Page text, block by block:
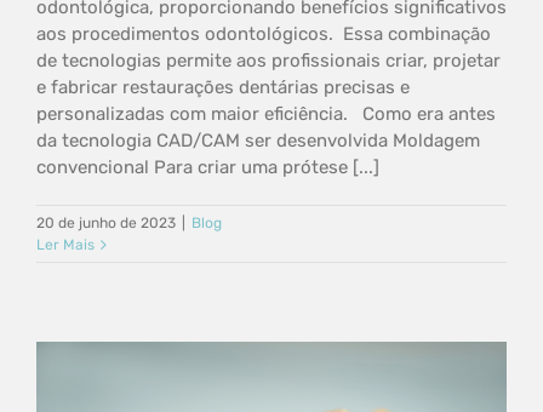
odontológica, proporcionando benefícios significativos
aos procedimentos odontológicos. Essa combinação
de tecnologias permite aos profissionais criar, projetar
e fabricar restaurações dentárias precisas e
personalizadas com maior eficiência. Como era antes
da tecnologia CAD/CAM ser desenvolvida Moldagem
convencional Para criar uma prótese [...]
20 de junho de 2023
Blog
Ler Mais